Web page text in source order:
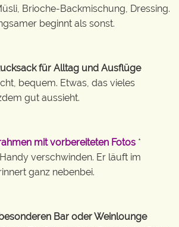
Brioche-Backmischung, Dressing.
beginnt als sonst.
für Alltag und Ausflüge
bequem. Etwas, das vieles
gut aussieht.
mit vorbereiteten Fotos *
verschwinden. Er läuft im
ganz nebenbei.
Bar oder Weinlounge